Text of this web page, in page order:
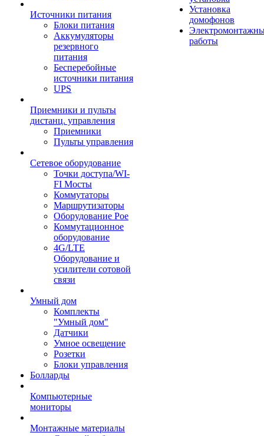
Источники питания
Блоки питания
Аккумуляторы
резервного
питания
Бесперебойные
источники питания
UPS
Приемники и пульты
дистанц. управления
Приемники
Пульты управления
Сетевое оборудование
Точки доступа/WI-
FI Мосты
Коммутаторы
Маршрутизаторы
Оборудование Poe
Коммутационное
оборудование
4G/LTE
Оборудование и
усилители сотовой
связи
Умный дом
Комплекты
"Умный дом"
Датчики
Умное освещение
Розетки
Блоки управления
Болларды
Компьютерные
мониторы
Монтажные материалы
Установка
домофонов
работы